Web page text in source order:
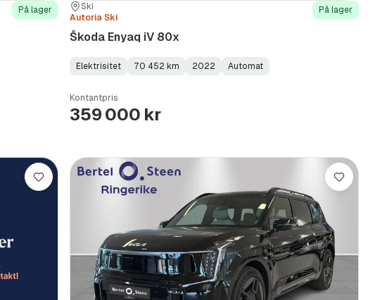
På lager Sted:
Ski
Forhandler:
Autoria Ski
På lager
Škoda Enyaq iV 80x
Fuel
Elektrisitet
Kilometerstand:
70 452 km
Model
2022
Gearbox
Automat
Kontantpris
359 000 kr
Lagre Lagre